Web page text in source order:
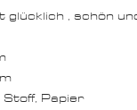
glücklich , schön
Papier